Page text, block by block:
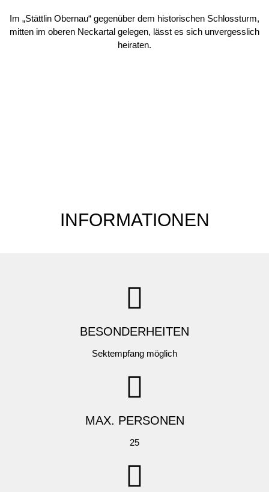
Im „Stättlin Obernau“ gegenüber dem historischen Schlossturm,
mitten im oberen Neckartal gelegen, lässt es sich unvergesslich
heiraten.
INFORMATIONEN
BESONDERHEITEN
Sektempfang möglich
MAX. PERSONEN
25